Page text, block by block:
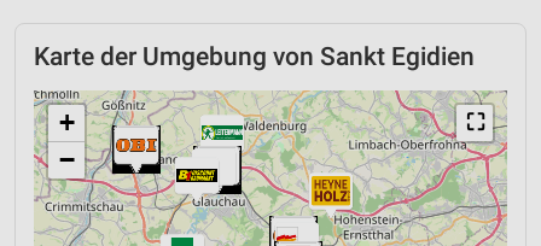
Karte der Umgebung von Sankt Egidien
⛶
+
−